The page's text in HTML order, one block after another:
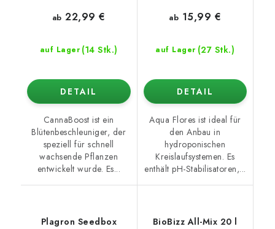
auf Lager (14 Stk.)
ab 22,99 €
DETAIL
CannaBoost ist ein
Blütenbeschleuniger, der
speziell für schnell
wachsende Pflanzen
entwickelt wurde. Es...
auf Lager (27 Stk.)
ab 15,99 €
DETAIL
Aqua Flores ist ideal für
den Anbau in
hydroponischen
Kreislaufsystemen. Es
enthält pH-Stabilisatoren,...
Plagron Seedbox BioBizz All-Mix 20 l